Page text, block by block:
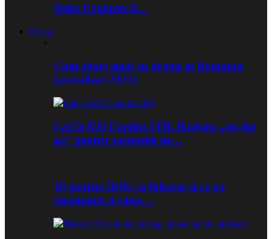
Delta Explorer 8…
Drone
Cum zbori legal cu drona in Romania
(actualizat 2021)
LaCie DJI Copilot 2TB. Backup „on the
go” pentru cardurile de…
10 pentru 2019: ce folosesc si ce va
recomand si voua…